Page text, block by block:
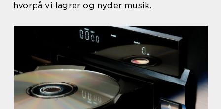
hvorpå vi lagrer og nyder musik.